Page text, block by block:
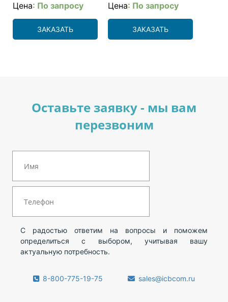
Цена: По запросу
ЗАКАЗАТЬ
Цена: По запросу
ЗАКАЗАТЬ
Оставьте заявку - мы вам
перезвоним
С радостью ответим на вопросы и поможем
определиться с выбором, учитывая вашу
актуальную потребность.
8-800-775-19-75 sales@icbcom.ru